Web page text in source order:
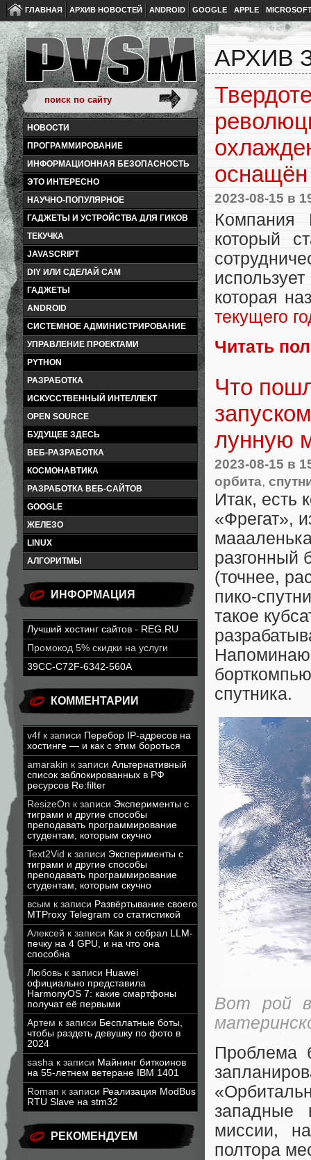
ГЛАВНАЯ АРХИВ НОВОСТЕЙ ANDROID GOOGLE APPLE
НОВОСТИ
ПРОГРАММИРОВАНИЕ
ИНФОРМАЦИОННАЯ БЕЗОПАСНОСТЬ
ЭТО ИНТЕРЕСНО
НАУЧНО-ПОПУЛЯРНОЕ
ГАДЖЕТЫ И УСТРОЙСТВА ДЛЯ ГИКОВ
ТЕКУЧКА
JAVASCRIPT
DIY ИЛИ СДЕЛАЙ САМ
ГАДЖЕТЫ
ANDROID
СИСТЕМНОЕ АДМИНИСТРИРОВАНИЕ
УПРАВЛЕНИЕ ПРОЕКТАМИ
PYTHON
РАЗРАБОТКА
ИСКУССТВЕННЫЙ ИНТЕЛЛЕКТ
OPEN SOURCE
БУДУЩЕЕ ЗДЕСЬ
ВЕБ-РАЗРАБОТКА
КОСМОНАВТИКА
РАЗРАБОТКА ВЕБ-САЙТОВ
GOOGLE
ЖЕЛЕЗО
LINUX
АЛГОРИТМЫ
ИНФОРМАЦИЯ
Лучший хостинг сайтов - REG.RU
Промокод 5% скидки на услуги
39CC-C72F-6342-560A
КОММЕНТАРИИ
v4f к записи Перебор IP-адресов на
хостинге — и как с этим бороться
amarakin к записи Альтернативный
список заблокированных в РФ
ресурсов Re:filter
ResizeOn к записи Эксперименты с
тиграми и другие способы
преподавать программирование
студентам, которым скучно
Text2Vid к записи Эксперименты с
тиграми и другие способы
преподавать программирование
студентам, которым скучно
всым к записи Развёртывание своего
MTProxy Telegram со статистикой
Алексей к записи Как я собрал LLM-
печку на 4 GPU, и на что она
способна
Любовь к записи Huawei
официально представила
HarmonyOS 7: какие смартфоны
получат её первыми
Артем к записи Бесплатные боты,
чтобы раздеть девушку по фото в
2024
sasha к записи Майнинг биткоинов
на 55-летнем ветеране IBM 1401
Roman к записи Реализация ModBus
RTU Slave на stm32
РЕКОМЕНДУЕМ
АРХИВ
2023-08-15 в
Компания
который
которая
текущего
Читать
Что
лунную
2023-08-15 в
орбита,
Итак, есть
«Фрегат»,
разгонный
(точнее,
пико-
такое
спутника.
Вот рой
Проблема
западные
миссии,
полтора